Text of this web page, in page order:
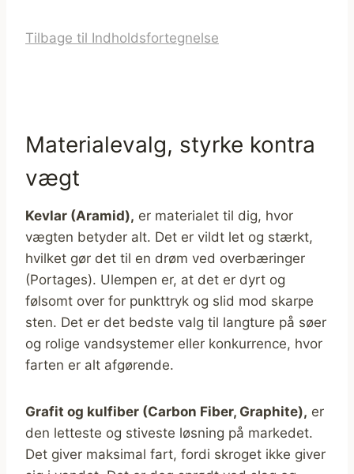
Tilbage til Indholdsfortegnelse
Materialevalg, styrke kontra
vægt
Kevlar (Aramid), er materialet til dig, hvor
vægten betyder alt. Det er vildt let og stærkt,
hvilket gør det til en drøm ved overbæringer
(Portages). Ulempen er, at det er dyrt og
følsomt over for punkttryk og slid mod skarpe
sten. Det er det bedste valg til langture på søer
og rolige vandsystemer eller konkurrence, hvor
farten er alt afgørende.
Grafit og kulfiber (Carbon Fiber, Graphite), er
den letteste og stiveste løsning på markedet.
Det giver maksimal fart, fordi skroget ikke giver